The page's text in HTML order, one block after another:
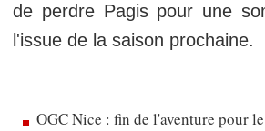
de perdre Pagis pour une
l'issue de la saison prochaine.
OGC Nice : fin de l'aventure pour